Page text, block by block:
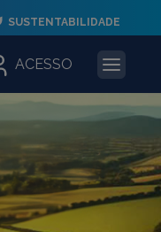
SUSTENTABILIDADE
ACESSO